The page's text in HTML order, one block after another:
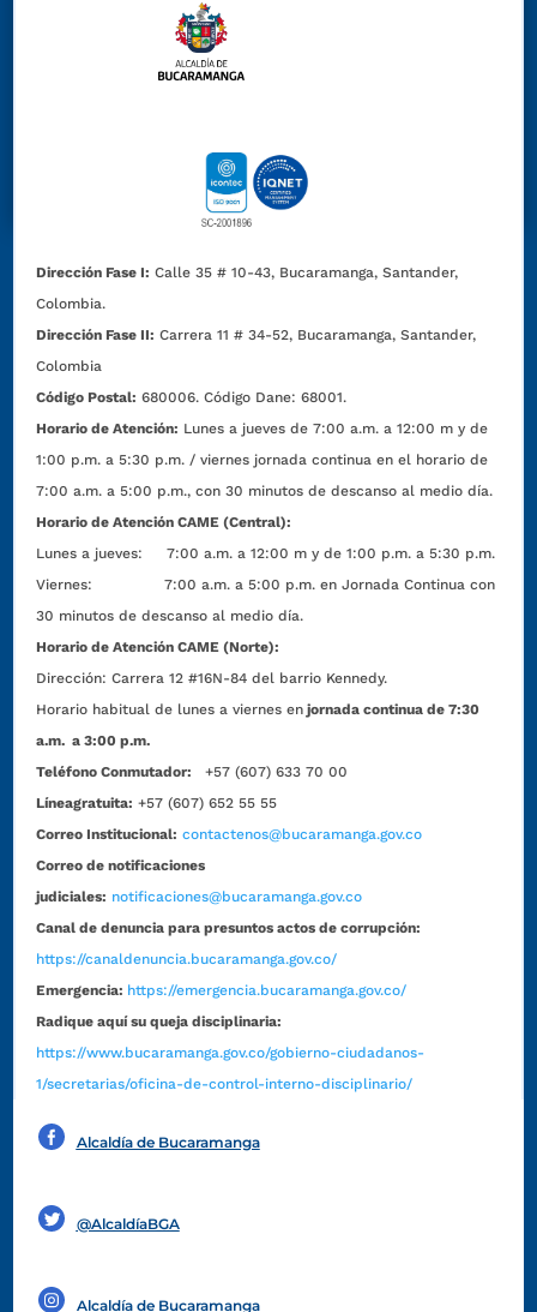
Dirección Fase I: Calle 35 # 10-43, Bucaramanga, Santander,
Colombia.
Dirección Fase II: Carrera 11 # 34-52, Bucaramanga, Santander,
Colombia
Código Postal: 680006. Código Dane: 68001.
Horario de Atención: Lunes a jueves de 7:00 a.m. a 12:00 m y de
1:00 p.m. a 5:30 p.m. / viernes jornada continua en el horario de
7:00 a.m. a 5:00 p.m., con 30 minutos de descanso al medio día.
Horario de Atención CAME (Central):
Lunes a jueves: 7:00 a.m. a 12:00 m y de 1:00 p.m. a 5:30 p.m.
Viernes: 7:00 a.m. a 5:00 p.m. en Jornada Continua con
30 minutos de descanso al medio día.
Horario de Atención CAME (Norte):
Dirección:Carrera 12 #16N-84 del barrio Kennedy.
Horario habitual de lunes a viernes en jornada continua de 7:30
a.m. a 3:00 p.m.
Teléfono Conmutador:
+57 (607) 633 70 00
Líneagratuita: +57 (607) 652 55 55
Correo Institucional: contactenos@bucaramanga.gov.co
Correo de notificaciones
judiciales: notificaciones@bucaramanga.gov.co
Canal de denuncia para presuntos actos de corrupción:
https://canaldenuncia.bucaramanga.gov.co/
Emergencia: https://emergencia.bucaramanga.gov.co/
Radique aquí su queja disciplinaria:
https://www.bucaramanga.gov.co/gobierno-ciudadanos-
1/secretarias/oficina-de-control-interno-disciplinario/
Alcaldía de Bucaramanga
@AlcaldíaBGA
Alcaldía de Bucaramanga